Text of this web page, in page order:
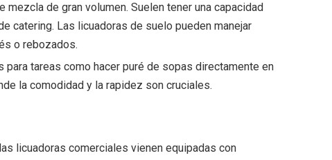
de gran volumen. Suelen tener una capacidad
catering. Las licuadoras de suelo pueden manejar
o rebozados.
tareas como hacer puré de sopas directamente en
la comodidad y la rapidez son cruciales.
licuadoras comerciales vienen equipadas con